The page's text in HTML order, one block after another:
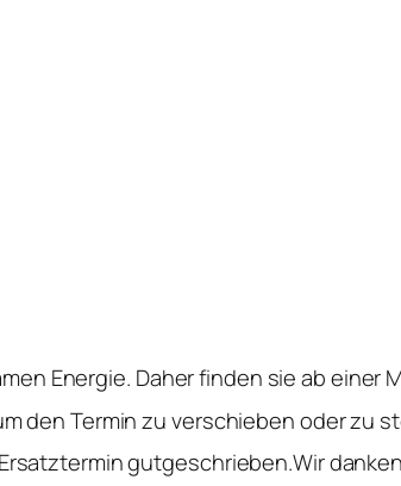
Energie. Daher finden sie ab einer
den Termin zu verschieben oder zu
gutgeschrieben.Wir